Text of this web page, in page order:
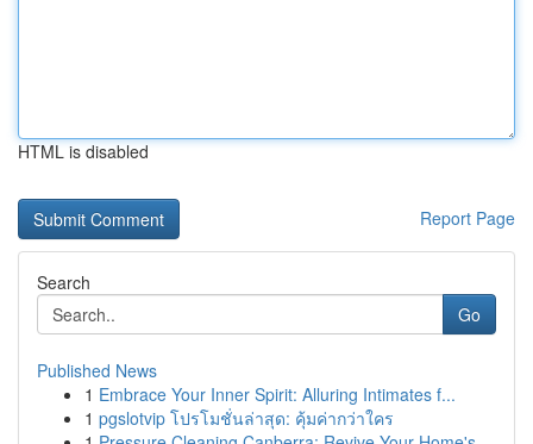
HTML is disabled
Report Page
Search
Go
Published News
1 Embrace Your Inner Spirit: Alluring Intimates f...
1 pgslotvip โปรโมชั่นล่าสุด: คุ้มค่ากว่าใคร